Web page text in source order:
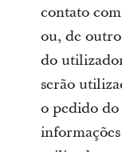
contato
ou, de
do
serão
o pedido